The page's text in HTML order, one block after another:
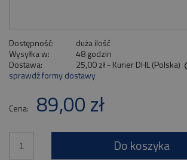
Dostępność:
duża ilość
Wysyłka w:
48 godzin
Dostawa:
25,00 zł - Kurier DHL (Polska)
Cena nie zawiera ewentualnych kosztów płatności
sprawdź formy dostawy
Cena: 89,00 zł
Do koszyka